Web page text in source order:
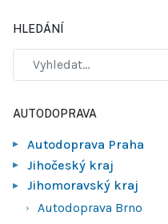
HLEDÁNÍ
AUTODOPRAVA
Autodoprava Praha
Jihočeský kraj
Jihomoravský kraj
Autodoprava Brno